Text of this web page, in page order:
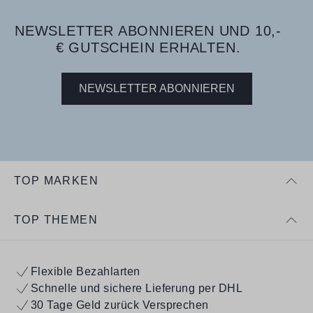
NEWSLETTER ABONNIEREN UND 10,-
€ GUTSCHEIN ERHALTEN.
NEWSLETTER ABONNIEREN
TOP MARKEN
TOP THEMEN
Flexible Bezahlarten
Schnelle und sichere Lieferung per DHL
30 Tage Geld zurück Versprechen